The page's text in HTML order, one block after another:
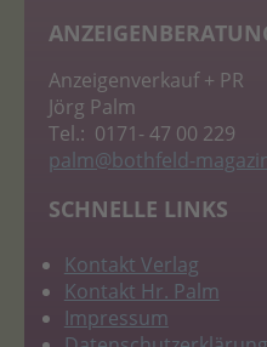
Anzeigenverkauf + PR
Jörg Palm
Tel.: 0171- 47 00 229
palm@bothfeld-
SCHNELLE LINKS
Kontakt Verlag
Kontakt Hr. Palm
Impressum